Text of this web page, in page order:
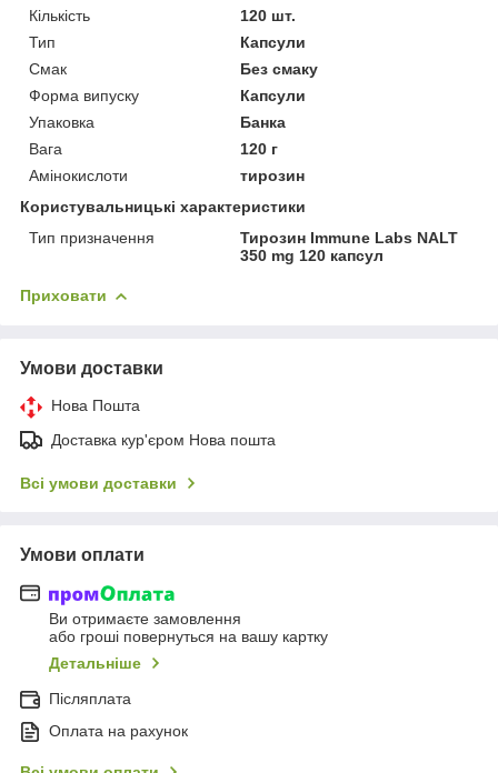
Кількість
120 шт.
Тип
Капсули
Смак
Без смаку
Форма випуску
Капсули
Упаковка
Банка
Вага
120 г
Амінокислоти
тирозин
Користувальницькі характеристики
Тип призначення
Тирозин Immune Labs NALT
350 mg 120 капсул
Приховати
Умови доставки
Нова Пошта
Доставка кур'єром Нова пошта
Всі умови доставки
Умови оплати
Ви отримаєте замовлення
або гроші повернуться на вашу картку
Детальніше
Післяплата
Оплата на рахунок